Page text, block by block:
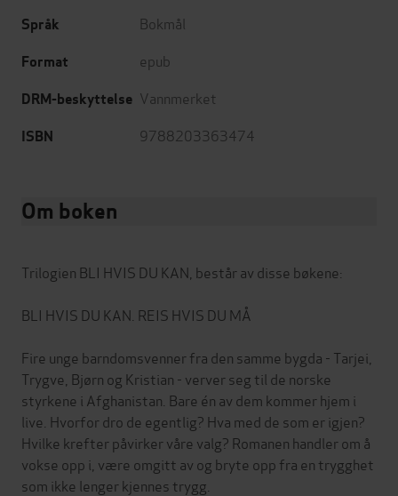
Språk Bokmål
Format epub
DRM-beskyttelse Vannmerket
ISBN 9788203363474
Om boken
Trilogien BLI HVIS DU KAN, består av disse bøkene:
BLI HVIS DU KAN. REIS HVIS DU MÅ
Fire unge barndomsvenner fra den samme bygda - Tarjei,
Trygve, Bjørn og Kristian - verver seg til de norske
styrkene i Afghanistan. Bare én av dem kommer hjem i
live. Hvorfor dro de egentlig? Hva med de som er igjen?
Hvilke krefter påvirker våre valg? Romanen handler om å
vokse opp i, være omgitt av og bryte opp fra en trygghet
som ikke lenger kjennes trygg.